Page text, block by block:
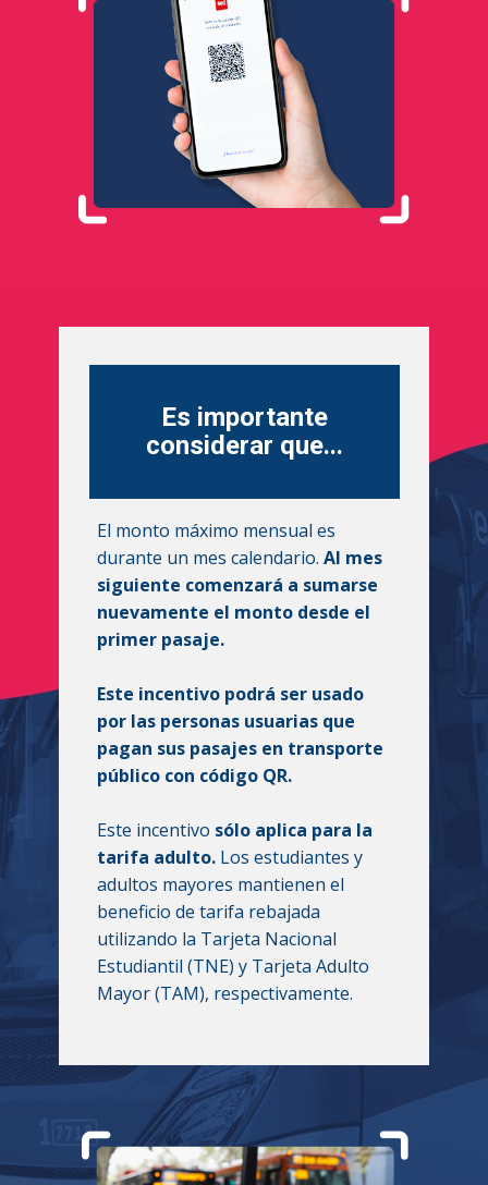
Es importante
considerar que...
El monto máximo mensual es
durante un mes calendario. Al mes
siguiente comenzará a sumarse
nuevamente el monto desde el
primer pasaje.
Este incentivo podrá ser usado
por las personas usuarias que
pagan sus pasajes en transporte
público con código QR.
Este incentivo sólo aplica para la
tarifa adulto. Los estudiantes y
adultos mayores mantienen el
beneficio de tarifa rebajada
utilizando la Tarjeta Nacional
Estudiantil (TNE) y Tarjeta Adulto
Mayor (TAM), respectivamente.